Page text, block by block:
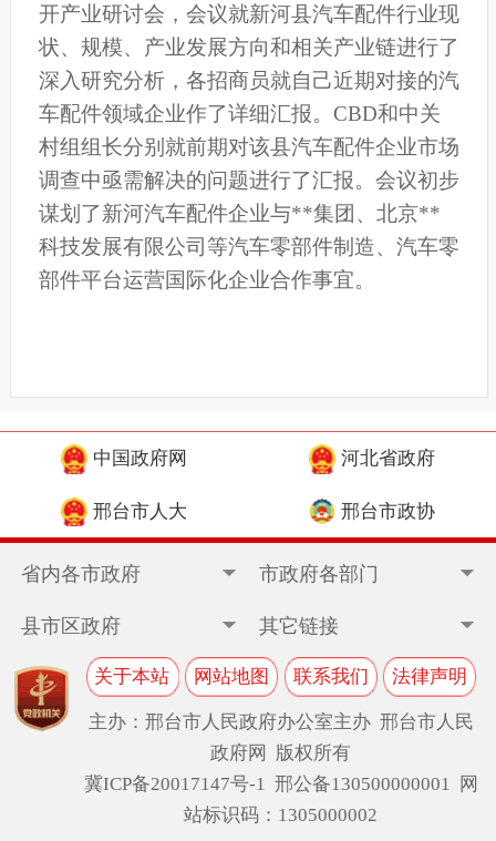
开产业研讨会，会议就新河县汽车配件行业现
状、规模、产业发展方向和相关产业链进行了
深入研究分析，各招商员就自己近期对接的汽
车配件领域企业作了详细汇报。CBD和中关
村组组长分别就前期对该县汽车配件企业市场
调查中亟需解决的问题进行了汇报。会议初步
谋划了新河汽车配件企业与**集团、北京**
科技发展有限公司等汽车零部件制造、汽车零
部件平台运营国际化企业合作事宜。
中国政府网 河北省政府
邢台市人大 邢台市政协
省内各市政府 市政府各部门
县市区政府 其它链接
关于本站 网站地图 联系我们 法律声明
主办：邢台市人民政府办公室主办 邢台市人民
政府网 版权所有
冀ICP备20017147号-1 邢公备130500000001 网
站标识码：1305000002